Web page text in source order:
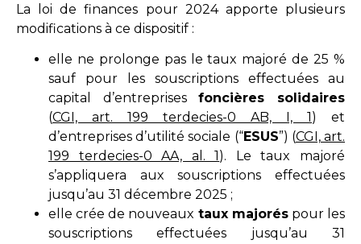
La loi de finances pour 2024 apporte plusieurs
modifications à ce dispositif :
elle ne prolonge pas le taux majoré de 25 %
sauf pour les souscriptions effectuées au
capital d’entreprisesfoncières solidaires
(CGI, art. 199 terdecies-0 AB, I, 1 ) et
d’entreprises d’utilité sociale (“ESUS”) (CGI, art.
199 terdecies-0 AA, al. 1 ). Le taux majoré
s’appliquera aux souscriptions effectuées
jusqu’au 31 décembre 2025 ;
elle crée de nouveaux taux majoréspour les
souscriptions effectuées jusqu’au 31